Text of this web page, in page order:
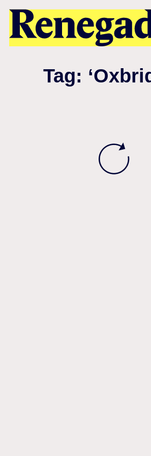
Tag: